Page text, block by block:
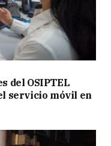
del OSIPTEL
servicio móvil en